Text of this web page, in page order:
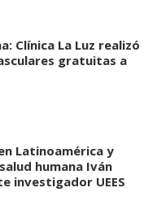
Clínica La Luz realizó
gratuitas a
Latinoamérica y
humana Iván
investigador UEES